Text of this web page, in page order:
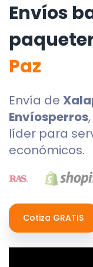
Envíos
Paz
Envía de
Envíosperros
líder para
económicos.
Cotiza GRATIS